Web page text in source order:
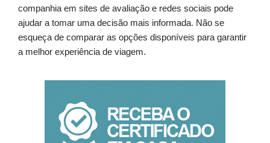
companhia em sites de avaliação e redes sociais pode
ajudar a tomar uma decisão mais informada. Não se
esqueça de comparar as opções disponíveis para garantir
a melhor experiência de viagem.